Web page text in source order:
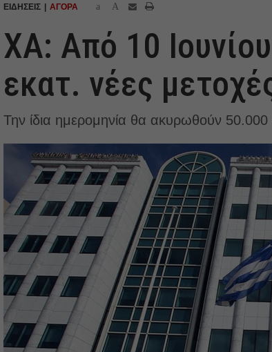
ΕΙΔΗΣΕΙΣ ΑΓΟΡΑ a A
ΧΑ: Από 10
εκατ. νέες
Την ίδια ημερομηνία θα ακυρωθούν 50.000